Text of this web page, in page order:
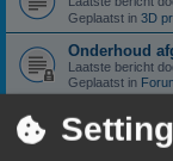
Geplaatst in 3D
Onderhoud
Laatste bericht
Geplaatst in
Sunlu S4:
Laatste bericht
Te